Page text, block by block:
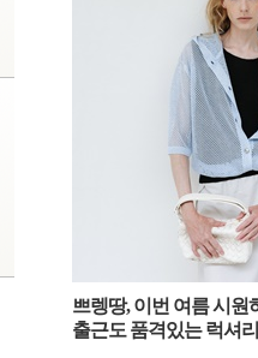
쁘렝땅, 이번 여름 시원
출근도 품격있는 럭셔